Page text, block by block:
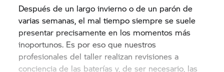
Después de un largo invierno o de un parón de
varias semanas, el mal tiempo siempre se suele
presentar precisamente en los momentos más
inoportunos. Es por eso que nuestros
profesionales del taller realizan revisiones a
conciencia de las baterías y, de ser necesario, las